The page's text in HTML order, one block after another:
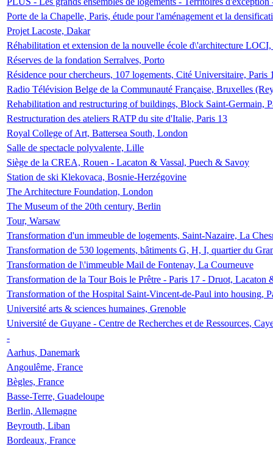
Porte de la Chapelle, Paris, étude pour l'aménagement et la
Projet Lacoste, Dakar
Réhabilitation et extension de la nouvelle école d\'architecture
Réserves de la fondation Serralves, Porto
Résidence pour chercheurs, 107 logements, Cité Universitaire, Paris
Radio Télévision Belge de la Communauté Française, Bruxelles
Rehabilitation and restructuring of buildings, Block Saint-Germain,
Restructuration des ateliers RATP du site d'Italie, Paris 13
Royal College of Art, Battersea South, London
Salle de spectacle polyvalente, Lille
Siège de la CREA, Rouen - Lacaton & Vassal, Puech & Savoy
Station de ski Klekovaca, Bosnie-Herzégovine
The Architecture Foundation, London
The Museum of the 20th century, Berlin
Tour, Warsaw
Transformation d'un immeuble de logements, Saint-Nazaire, La
Transformation de 530 logements, bâtiments G, H, I, quartier du
Transformation de l\'immeuble Mail de Fontenay, La Courneuve
Transformation de la Tour Bois le Prêtre - Paris 17 - Druot, Lacaton
Transformation of the Hospital Saint-Vincent-de-Paul into housing,
Université arts & sciences humaines, Grenoble
Université de Guyane - Centre de Recherches et de Ressources,
-
Aarhus, Danemark
Angoulême, France
Bègles, France
Basse-Terre, Guadeloupe
Berlin, Allemagne
Beyrouth, Liban
Bordeaux, France